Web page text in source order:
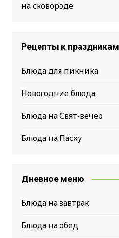
на сковороде
Рецепты к праздникам
Блюда для пикника
Новогодние блюда
Блюда на Свят-вечер
Блюда на Пасху
Дневное меню
Блюда на завтрак
Блюда на обед